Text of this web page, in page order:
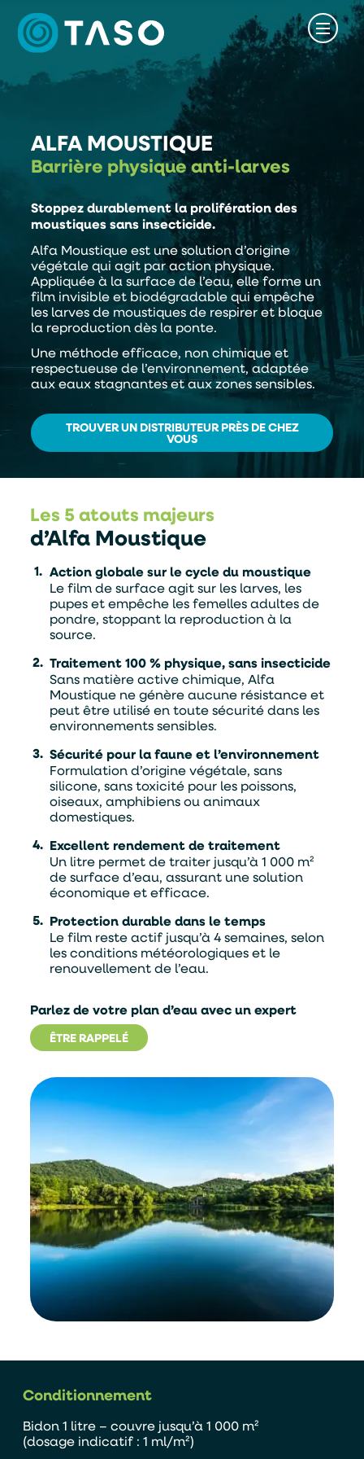
ALFA MOUSTIQUE
Barrière physique anti-larves
Stoppez durablement la prolifération des
moustiques sans insecticide.
Alfa Moustique est une solution d’origine
végétale qui agit par action physique.
Appliquée à la surface de l’eau, elle forme un
film invisible et biodégradable qui empêche
les larves de moustiques de respirer et bloque
la reproduction dès la ponte.
Une méthode efficace, non chimique et
respectueuse de l’environnement, adaptée
aux eaux stagnantes et aux zones sensibles.
TROUVER UN DISTRIBUTEUR PRÈS DE CHEZ
VOUS
Les 5 atouts majeurs
d’Alfa Moustique
Action globale sur le cycle du moustique
Le film de surface agit sur les larves, les
pupes et empêche les femelles adultes de
pondre, stoppant la reproduction à la
source.
Traitement 100 % physique, sans insecticide
Sans matière active chimique, Alfa
Moustique ne génère aucune résistance et
peut être utilisé en toute sécurité dans les
environnements sensibles.
Sécurité pour la faune et l’environnement
Formulation d’origine végétale, sans
silicone, sans toxicité pour les poissons,
oiseaux, amphibiens ou animaux
domestiques.
Excellent rendement de traitement
Un litre permet de traiter jusqu’à 1 000 m²
de surface d’eau, assurant une solution
économique et efficace.
Protection durable dans le temps
Le film reste actif jusqu’à 4 semaines, selon
les conditions météorologiques et le
renouvellement de l’eau.
Parlez de votre plan d’eau avec un expert
ÊTRE RAPPELÉ
Conditionnement
Bidon 1 litre – couvre jusqu’à 1 000 m²
(dosage indicatif : 1 ml/m²)